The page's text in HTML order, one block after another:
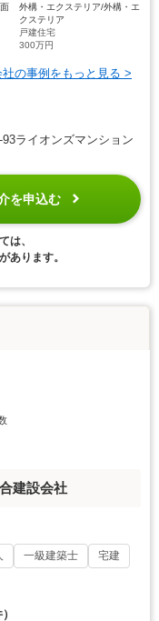
外構・エクステリア/外構・エ
クステリア
戸建住宅
300万円
社の事例をもっと見る >
ライオンズマンション
を申込む
は、
あります。
建設会社
一級建築士
宅建